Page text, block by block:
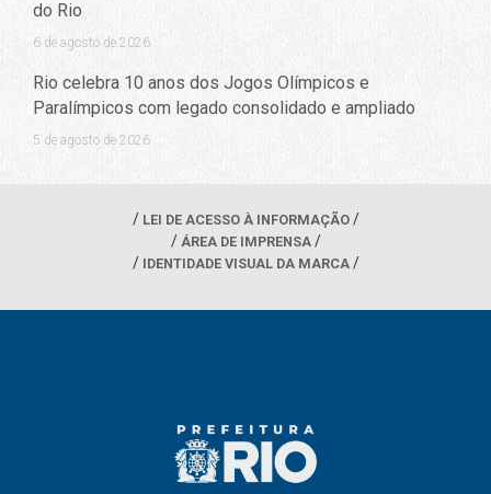
do Rio
6 de agosto de 2026
Rio celebra 10 anos dos Jogos Olímpicos e
Paralímpicos com legado consolidado e ampliado
5 de agosto de 2026
LEI DE ACESSO À INFORMAÇÃO
ÁREA DE IMPRENSA
IDENTIDADE VISUAL DA MARCA